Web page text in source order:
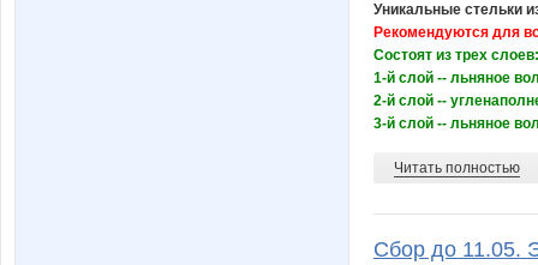
Уникальные стельки
Рекомендуются для
Состоят из трех слоев:
1-й слой -- льняное
2-й слой --
3-й слой -- льняное
Читать полностью
Сбор до 11.05.